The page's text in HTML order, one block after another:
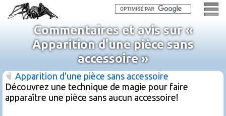
Commentaires et avis sur «
Apparition d'une pièce sans
accessoire »
Apparition d'une pièce sans accessoire
Découvrez une technique de magie pour faire
apparaître une pièce sans aucun accessoire!